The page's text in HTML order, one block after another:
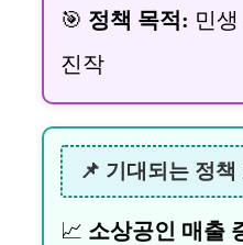
🎯 정책 목적: 민생
진작
📌 기대되는 정책
📈 소상공인 매출